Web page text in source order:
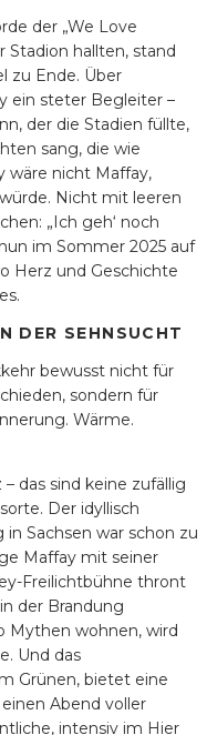
der „We Love
Stadion hallten, stand
zu Ende. Über
ein steter Begleiter –
der die Stadien füllte,
sang, die wie
wäre nicht Maffay,
Nicht mit leeren
„Ich geh‘ noch
im Sommer 2025 auf
Herz und Geschichte
DER SEHNSUCHT
bewusst nicht für
sondern für
Wärme.
das sind keine zufällig
Der idyllisch
Sachsen war schon zu
Maffay mit seiner
Freilichtbühne thront
der Brandung
Mythen wohnen, wird
Und das
Grünen, bietet eine
Abend voller
intensiv im Hier